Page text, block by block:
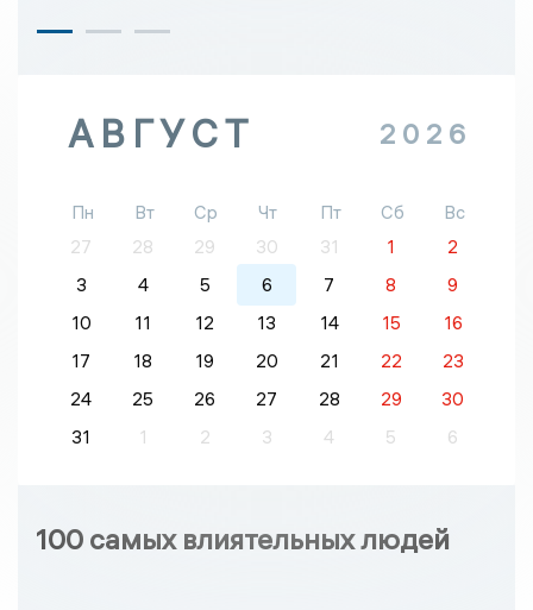
АВГУСТ 2026
Пн Вт Ср Чт Пт Сб
Вс
27
28 29 30 31 1
2
3
4 5 6 7 8
9
10
11 12 13 14 15
16
17
18 19 20 21 22
23
24
25 26 27 28 29
30
31
1 2 3 4 5 6
100 самых влиятельных людей